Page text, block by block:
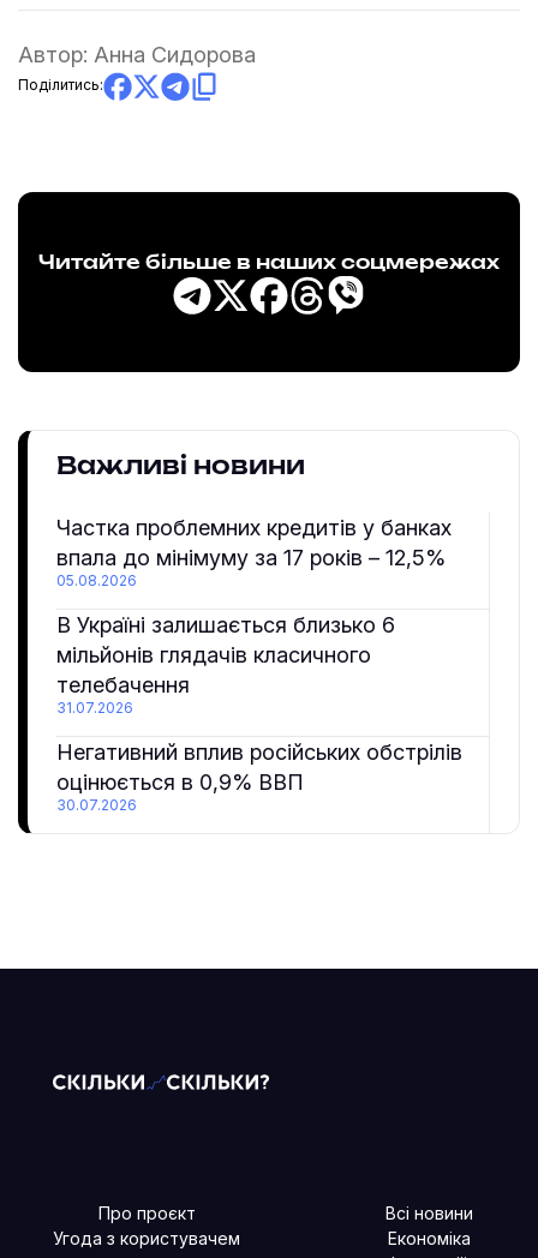
Автор: Анна Сидорова
Поділитись:
Читайте більше в наших соцмережах
Важливі новини
Частка проблемних кредитів у банках
впала до мінімуму за 17 років – 12,5%
05.08.2026
В Україні залишається близько 6
мільйонів глядачів класичного
телебачення
31.07.2026
Негативний вплив російських обстрілів
оцінюється в 0,9% ВВП
30.07.2026
Про проєкт
Угода з користувачем
Всі новини
Економіка